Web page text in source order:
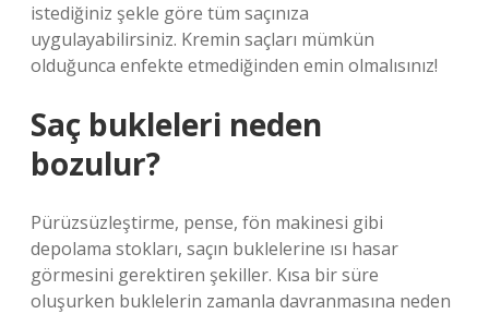
istediğiniz şekle göre tüm saçınıza
uygulayabilirsiniz. Kremin saçları mümkün
olduğunca enfekte etmediğinden emin olmalısınız!
Saç bukleleri neden
bozulur?
Pürüzsüzleştirme, pense, fön makinesi gibi
depolama stokları, saçın buklelerine ısı hasar
görmesini gerektiren şekiller. Kısa bir süre
oluşurken buklelerin zamanla davranmasına neden